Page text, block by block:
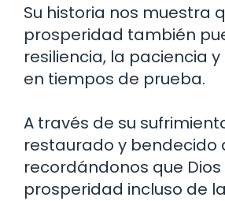
Su historia nos muestra
prosperidad también
resiliencia, la paciencia
en tiempos de prueba.
A través de su
restaurado y bendecido
recordándonos que
prosperidad incluso de